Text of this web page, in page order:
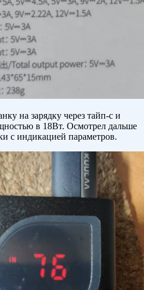
на зарядку через тайп-с и
в 18Вт. Осмотрел дальше
с индикацией параметров.